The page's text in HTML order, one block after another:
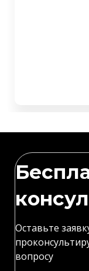
Оставьте
вопросу